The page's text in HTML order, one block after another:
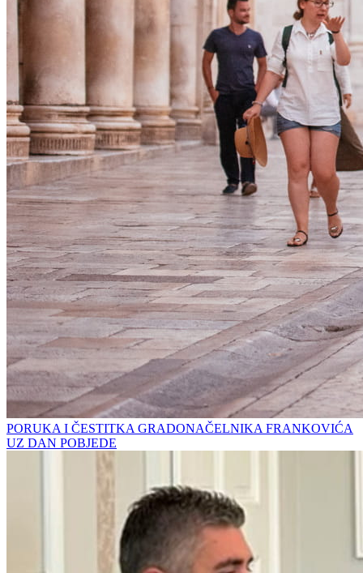
PORUKA I ČESTITKA GRADONAČELNIKA FRANKOVIĆA
UZ DAN POBJEDE